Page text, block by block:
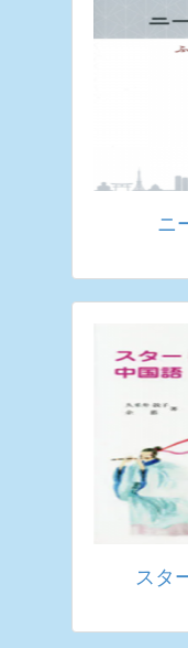
ニ
スタ